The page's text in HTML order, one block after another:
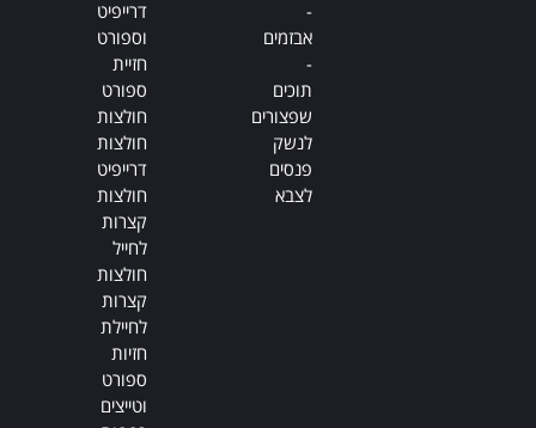
-
אבזמים
-
תוכים
שפצורים
לנשק
פנסים
לצבא
דרייפיט
וספורט
חזיית
ספורט
חולצות
חולצות
דרייפיט
חולצות
קצרות
לחייל
חולצות
קצרות
לחיילת
חזיות
ספורט
וטייצים